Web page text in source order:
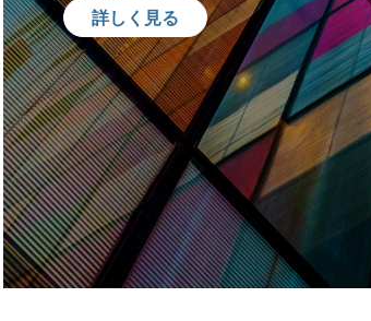
詳しく見る